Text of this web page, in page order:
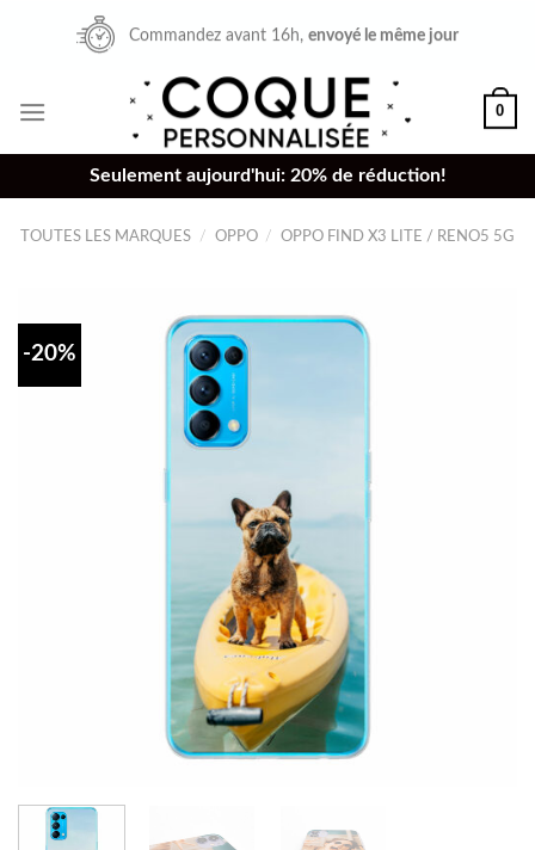
Commandez avant 16h,envoyé le même jour
0
Seulement aujourd'hui: 20% de réduction!
TOUTES LES MARQUES / OPPO / OPPO FIND X3 LITE / RENO5 5G
-20%